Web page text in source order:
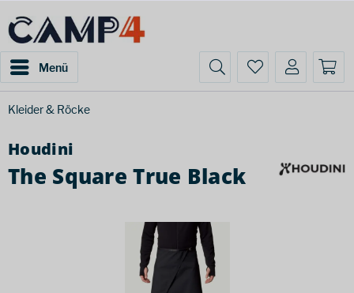
Menü
Kleider & Röcke
Houdini
The Square True Black